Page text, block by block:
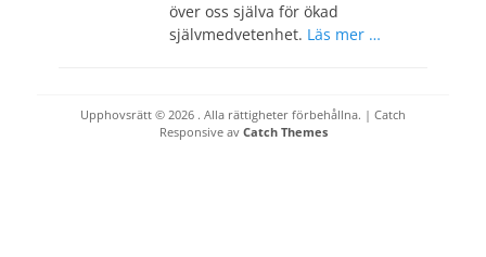
över oss själva för ökad
självmedvetenhet. Läs mer …
Upphovsrätt © 2026 . Alla rättigheter förbehållna. | Catch
Responsive av Catch Themes